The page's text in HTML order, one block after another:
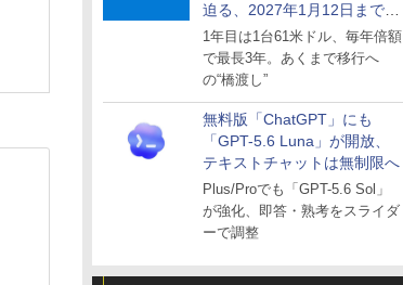
迫る、2027年1月12日まで
～ESUは9月1日から販売
1年目は1台61米ドル、毎年倍額
で最長3年。あくまで移行へ
の“橋渡し”
無料版「ChatGPT」にも
「GPT-5.6 Luna」が開放、
テキストチャットは無制限へ
Plus/Proでも「GPT-5.6 Sol」
が強化、即答・熟考をスライダ
ーで調整